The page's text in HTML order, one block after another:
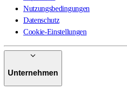
Nutzungsbedingungen
Datenschutz
Cookie-Einstellungen
Unternehmen